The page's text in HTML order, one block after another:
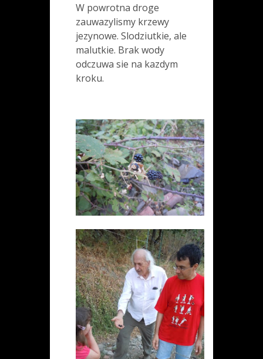
W powrotna droge
zauwazylismy krzewy
jezynowe. Slodziutkie, ale
malutkie. Brak wody
odczuwa sie na kazdym
kroku.